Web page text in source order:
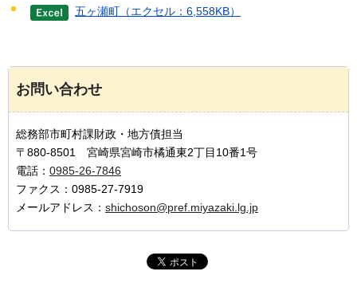
五ヶ瀬町（エクセル：6,558KB）
お問い合わせ
総務部市町村課財政・地方債担当
〒880-8501 宮崎県宮崎市橘通東2丁目10番1号
電話： 0985-26-7846
ファクス：0985-27-7919
メールアドレス： shichoson@pref.miyazaki.lg.jp